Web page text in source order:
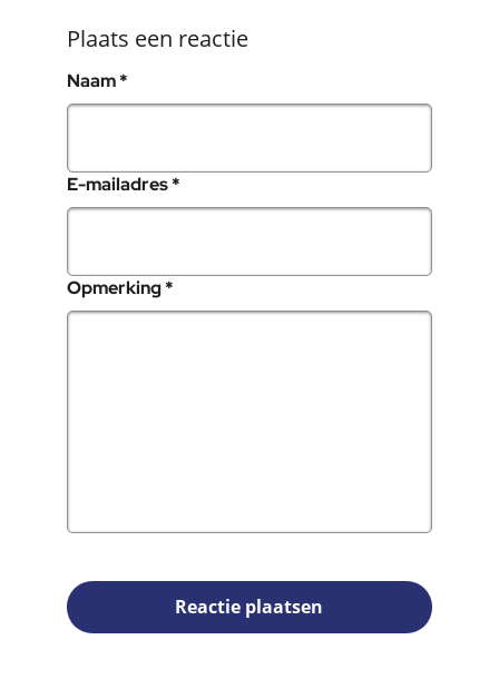
Plaats een reactie
Naam*
E-mailadres*
Opmerking*
Reactie plaatsen